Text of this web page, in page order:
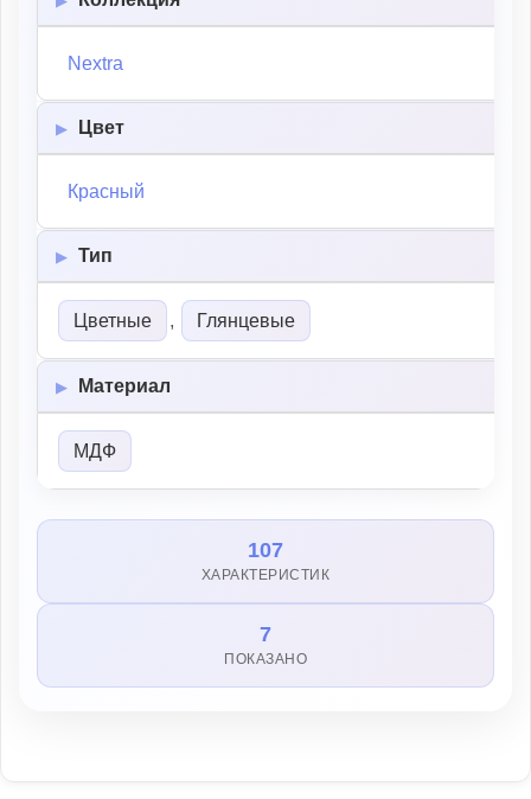
Nextra
Цвет
Красный
Тип
Цветные , Глянцевые
Материал
МДФ
107
ХАРАКТЕРИСТИК
7
ПОКАЗАНО